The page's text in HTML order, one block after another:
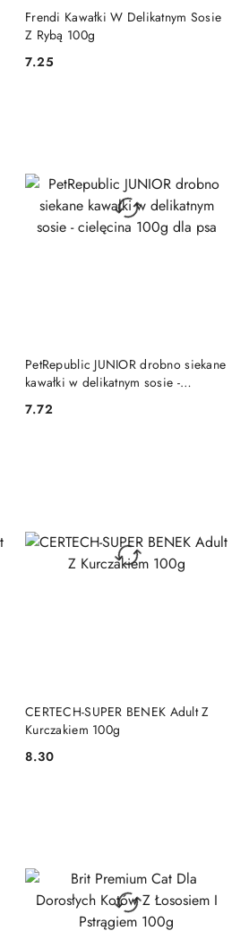
Frendi Kawałki W Delikatnym Sosie
Z Rybą 100g
Cena:
7.25
DO KOSZYKA
PetRepublic JUNIOR drobno siekane
kawałki w delikatnym sosie -
Cena:
7.72
DO KOSZYKA
CERTECH-SUPER BENEK Adult Z
Kurczakiem 100g
Cena:
8.30
DO KOSZYKA